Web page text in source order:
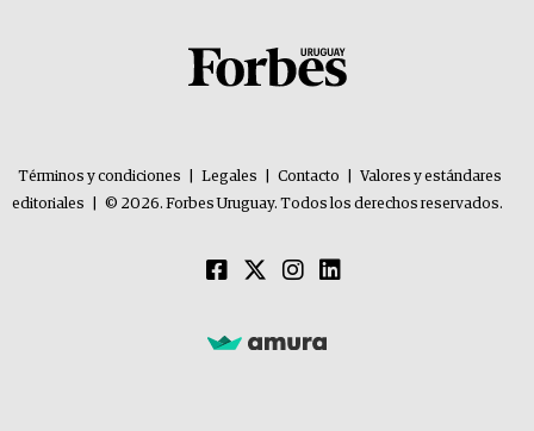
Términos y condiciones Legales Contacto
Valores y estándares
editoriales
© 2026. Forbes Uruguay. Todos los derechos reservados.